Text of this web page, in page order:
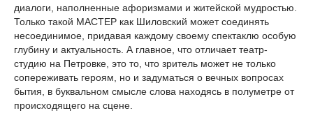
диалоги, наполненные афоризмами и житейской мудростью.
Только такой МАСТЕР как Шиловский может соединять
несоединимое, придавая каждому своему спектаклю особую
глубину и актуальность. А главное, что отличает театр-
студию на Петровке, это то, что зритель может не только
сопереживать героям, но и задуматься о вечных вопросах
бытия, в буквальном смысле слова находясь в полуметре от
происходящего на сцене.